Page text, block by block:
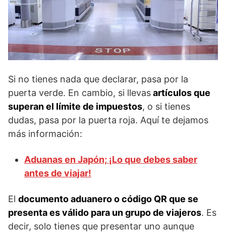
Si no tienes nada que declarar, pasa por la
puerta verde. En cambio, si llevasartículos que
superan el límite de impuestos, o si tienes
dudas, pasa por la puerta roja. Aquí te dejamos
más información:
Aduanas en Japón; ¡Lo que debes saber
antes de viajar!
El documento aduanero o código QR que se
presenta es válido para un grupo de viajeros. Es
decir, solo tienes que presentar uno aunque